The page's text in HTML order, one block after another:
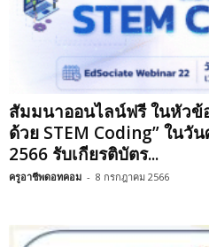
สัมมนาออนไลน์ฟรี ในหัวข้
ด้วย STEM Coding” ในวั
2566 รับเกียรติบัตร...
ครูอาชีพดอทคอม - 8 กรกฎาคม 2566